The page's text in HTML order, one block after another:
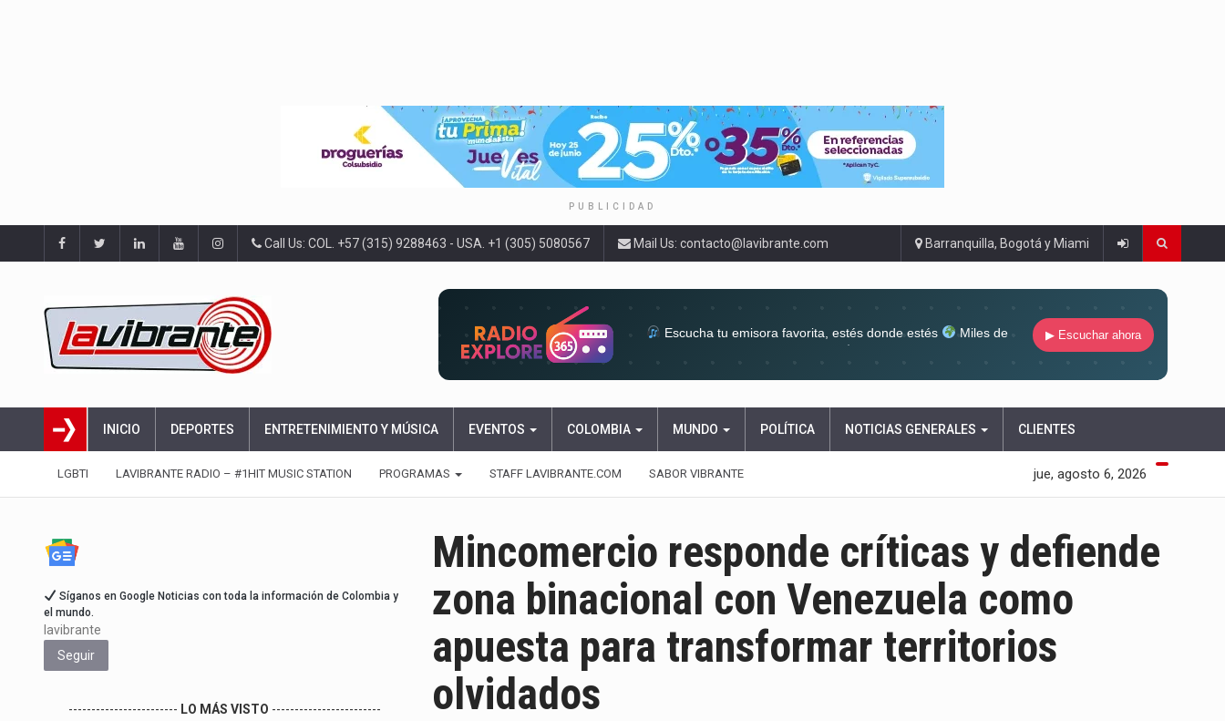
PUBLICIDAD
Call Us: COL. +57 (315) 9288463 - USA. +1 (305) 5080567 Mail Us: contacto@lavibrante.com Barranquilla, Bogotá y Miami
Escucha tu emisora favorita, estés donde estés
Miles de
▶ Escuchar ahora
INICIO DEPORTES ENTRETENIMIENTO Y MÚSICA EVENTOS COLOMBIA MUNDO POLÍTICA NOTICIAS GENERALES CLIENTES
LGBTI LAVIBRANTE RADIO – #1HIT MUSIC STATION PROGRAMAS STAFF LAVIBRANTE.COM SABOR VIBRANTE jue, agosto 6, 2026
Mincomercio responde críticas y defiende
zona binacional con Venezuela como
apuesta para transformar territorios
olvidados
Síganos en Google Noticias con toda la información de Colombia y
el mundo.
lavibrante
Seguir
------------------------ LO MÁS VISTO ------------------------